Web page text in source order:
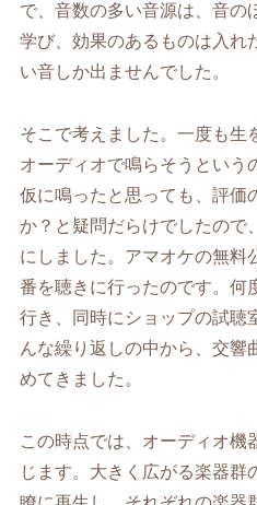
で、音数の多い音源は、音の
学び、効果のあるものは入れ
い音しか出ませんでした。
そこで考えました。一度も生
オーディオで鳴らそうという
仮に鳴ったと思っても、評価
か？と疑問だらけでしたので
にしました。アマオケの無料
番を聴きに行ったのです。何
行き、同時にショップの試聴
んな繰り返しの中から、交響
めてきました。
この時点では、オーディオ機
じます。大きく広がる楽器群